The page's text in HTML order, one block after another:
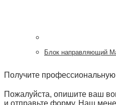
Блок направляющий
Получите
Пожалуйста, опишите ваш
и отправьте форму. Наш